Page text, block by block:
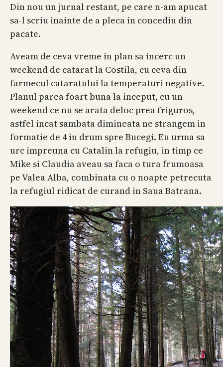
Din nou un jurnal restant, pe care n-am apucat
sa-l scriu inainte de a pleca in concediu din
pacate.
Aveam de ceva vreme in plan sa incerc un
weekend de catarat la Costila, cu ceva din
farmecul cataratului la temperaturi negative.
Planul parea foart buna la inceput, cu un
weekend ce nu se arata deloc prea friguros,
astfel incat sambata dimineata ne strangem in
formatie de 4 in drum spre Bucegi. Eu urma sa
urc impreuna cu Catalin la refugiu, in timp ce
Mike si Claudia aveau sa faca o tura frumoasa
pe Valea Alba, combinata cu o noapte petrecuta
la refugiul ridicat de curand in Saua Batrana.